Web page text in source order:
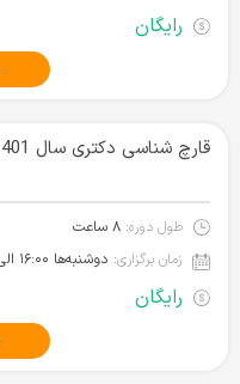
رایگان
قارچ شناسی دکتری سال 1401_ 1400 دکتر فلاح
طول دوره: ۸ ساعت
زمان برگزاری:
رایگان